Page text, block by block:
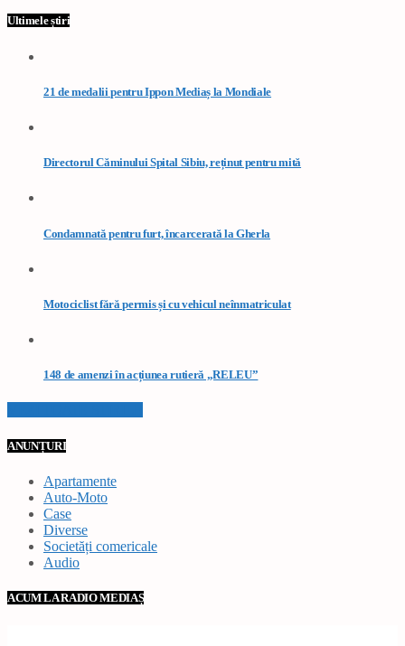
Ultimele știri
21 de medalii pentru Ippon Mediaș la Mondiale
Directorul Căminului Spital Sibiu, reținut pentru mită
Condamnată pentru furt, încarcerată la Gherla
Motociclist fără permis și cu vehicul neînmatriculat
148 de amenzi în acțiunea rutieră „RELEU”
ANUNȚURI
Apartamente
Auto-Moto
Case
Diverse
Societăți comericale
Audio
ACUM LA RADIO MEDIAȘ